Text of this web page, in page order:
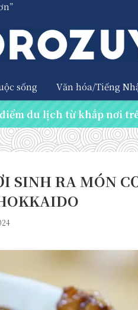
sống Văn hóa/Tiếng
điểm du lịch từ khắp nơi
SINH RA MÓN